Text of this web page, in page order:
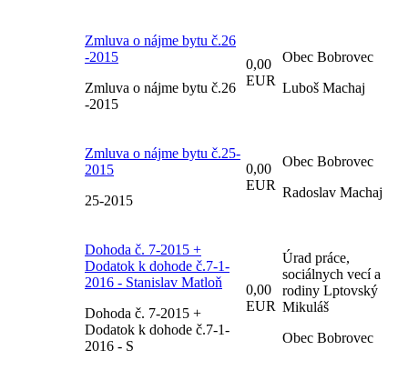
Zmluva o nájme bytu č.26
-2015
Zmluva o nájme bytu č.26
-2015
0,00
EUR
Obec Bobrovec
Luboš Machaj
Zmluva o nájme bytu č.25-
2015
25-2015
0,00
EUR
Obec Bobrovec
Radoslav Machaj
Dohoda č. 7-2015 +
Dodatok k dohode č.7-1-
2016 - Stanislav Matloň
Dohoda č. 7-2015 +
Dodatok k dohode č.7-1-
2016 - S
0,00
EUR
Úrad práce,
sociálnych vecí a
rodiny Lptovský
Mikuláš
Obec Bobrovec